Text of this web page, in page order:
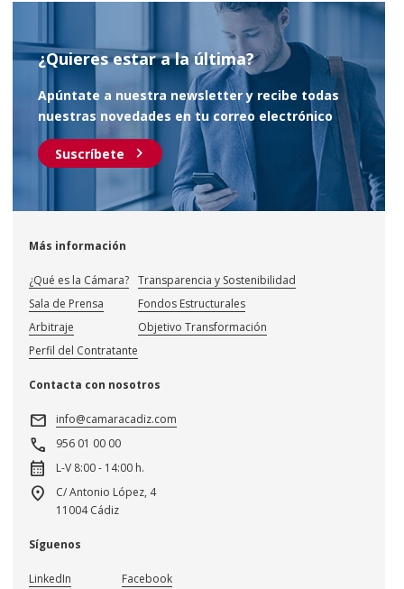
¿Quieres estar a la última?
Apúntate a nuestra newsletter y recibe todas
nuestras novedades en tu correo electrónico
Suscríbete chevron_right
Más información
¿Qué es la Cámara?
Sala de Prensa
Arbitraje
Perfil del Contratante
Transparencia y Sostenibilidad
Fondos Estructurales
Objetivo Transformación
Contacta con nosotros
mail info@camaracadiz.com
call 956 01 00 00
calendar_month L-V 8:00 - 14:00 h.
location_on
C/ Antonio López, 4
11004 Cádiz
Síguenos
LinkedIn Facebook